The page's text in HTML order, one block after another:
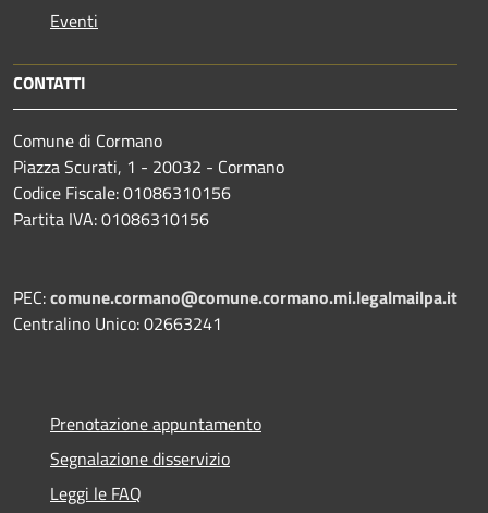
Eventi
CONTATTI
Comune di Cormano
Piazza Scurati, 1 - 20032 - Cormano
Codice Fiscale: 01086310156
Partita IVA: 01086310156
PEC:comune.cormano@comune.cormano.mi.legalmailpa.it
Centralino Unico: 02663241
Prenotazione appuntamento
Segnalazione disservizio
Leggi le FAQ